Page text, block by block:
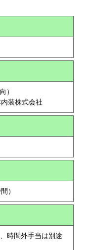
）
装株式会社
）
時間外手当は別途